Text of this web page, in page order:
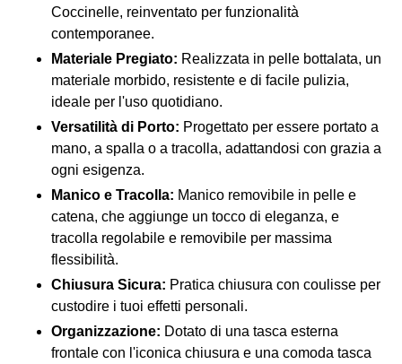
Coccinelle, reinventato per funzionalità
contemporanee.
Materiale Pregiato: Realizzata in pelle bottalata, un
materiale morbido, resistente e di facile pulizia,
ideale per l'uso quotidiano.
Versatilità di Porto: Progettato per essere portato a
mano, a spalla o a tracolla, adattandosi con grazia a
ogni esigenza.
Manico e Tracolla: Manico removibile in pelle e
catena, che aggiunge un tocco di eleganza, e
tracolla regolabile e removibile per massima
flessibilità.
Chiusura Sicura: Pratica chiusura con coulisse per
custodire i tuoi effetti personali.
Organizzazione: Dotato di una tasca esterna
frontale con l'iconica chiusura e una comoda tasca